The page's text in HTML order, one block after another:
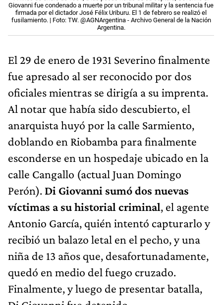
Giovanni fue condenado a muerte por un tribunal militar y la sentencia fue
firmada por el dictador José Félix Uriburu. El 1 de febrero se realizó el
fusilamiento. | Foto: TW. @AGNArgentina - Archivo General de la Nación
Argentina.
El 29 de enero de 1931 Severino finalmente
fue apresado al ser reconocido por dos
oficiales mientras se dirigía a su imprenta.
Al notar que había sido descubierto, el
anarquista huyó por la calle Sarmiento,
doblando en Riobamba para finalmente
esconderse en un hospedaje ubicado en la
calle Cangallo (actual Juan Domingo
Perón). Di Giovanni sumó dos nuevas
víctimas a su historial criminal, el agente
Antonio García, quién intentó capturarlo y
recibió un balazo letal en el pecho, y una
niña de 13 años que, desafortunadamente,
quedó en medio del fuego cruzado.
Finalmente, y luego de presentar batalla,